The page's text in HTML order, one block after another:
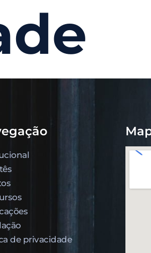
de privacidade